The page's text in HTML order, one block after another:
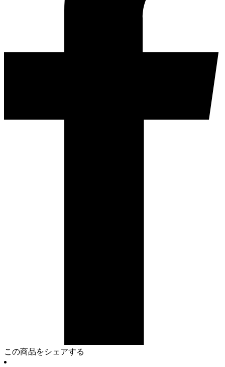
この商品をシェアする